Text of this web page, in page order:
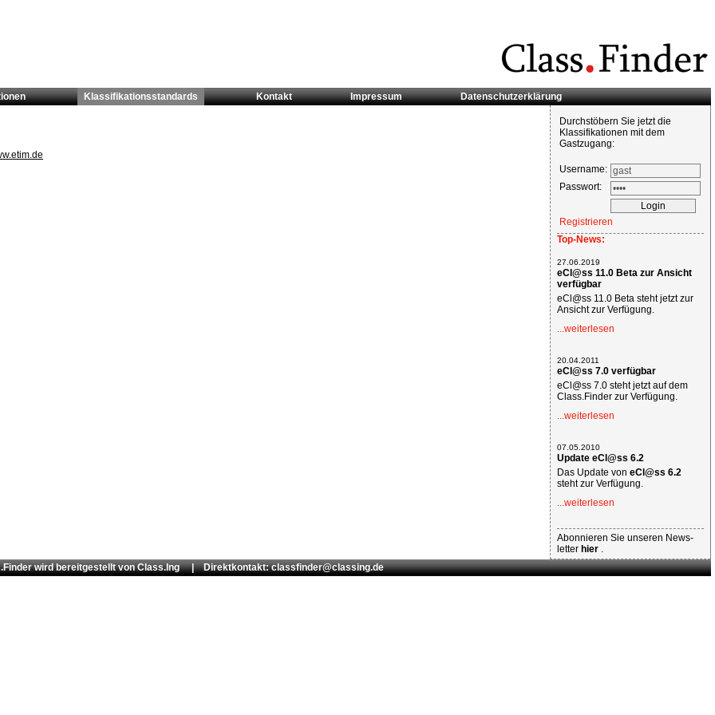
Klassifikationsstandards Kontakt Impressum Datenschutzerklärung
Durchstöbern Sie jetzt die
Klassifikationen mit dem
Gastzugang:
Username:
Passwort:
Registrieren
Top-News:
27.06.2019
eCl@ss 11.0 Beta zur Ansicht
verfügbar
eCl@ss 11.0 Beta steht jetzt zur
Ansicht zur Verfügung.
...weiterlesen
20.04.2011
eCl@ss 7.0 verfügbar
eCl@ss 7.0 steht jetzt auf dem
Class.Finder zur Verfügung.
...weiterlesen
07.05.2010
Update eCl@ss 6.2
Das Update von eCl@ss 6.2
steht zur Verfügung.
...weiterlesen
Abonnieren Sie unseren News-
letter hier .
wird bereitgestellt vonClass.Ing| Direktkontakt: classfinder@classing.de